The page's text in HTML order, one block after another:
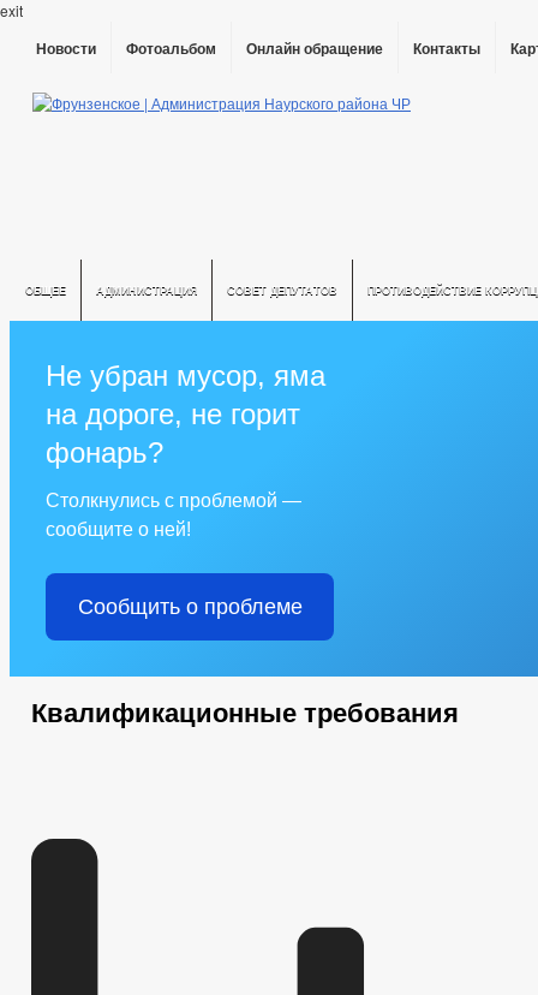
exit
Новости Фотоальбом Онлайн обращение Контакты
ОБЩЕЕ АДМИНИСТРАЦИЯ СОВЕТ ДЕПУТАТОВ ПРОТИВОДЕЙСТВИЕ
Не убран мусор, яма
на дороге, не горит
фонарь?
Столкнулись с проблемой —
сообщите о ней!
Сообщить о проблеме
Квалификационные требования